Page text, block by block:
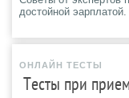
достойной
ОНЛАЙН ТЕСТЫ
Тесты при